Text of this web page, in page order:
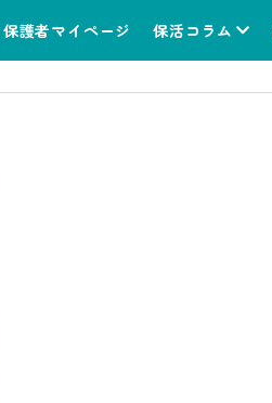
保護者マイページ 保活コラム